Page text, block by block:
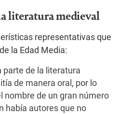
literatura medieval
representativas que
la Edad Media:
parte de la literatura
de manera oral, por lo
nombre de un gran número
había autores que no